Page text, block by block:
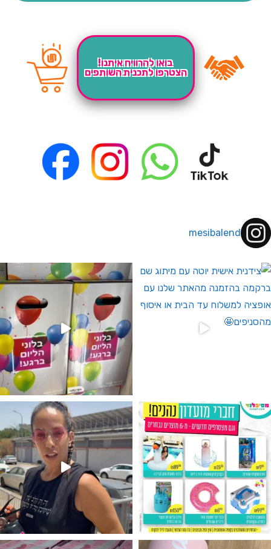
בואו להרוויח איתנו!
הצטרפו לתכנית השותפים
mesibalend
לחברי מועדון ומצטרפים חדשים🤍
מין העובר רק במסיבלנד !! קיים
מטף לגילוי מין העובר חזר למלא